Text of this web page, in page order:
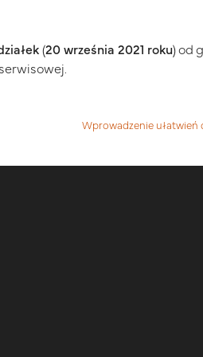
(20 września 2021 roku) od
Wprowadzenie ułatwień